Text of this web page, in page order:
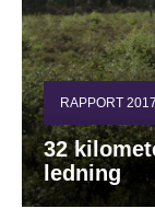
RAPPORT
32
ledning